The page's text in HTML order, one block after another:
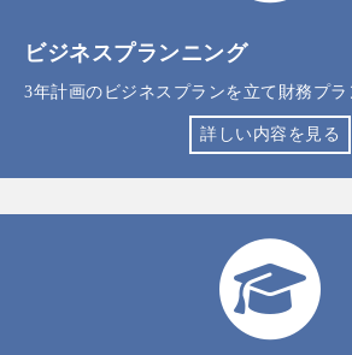
ビジネスプランニング
3年計画のビジネスプランを立て財務プラ
詳しい内容を見る